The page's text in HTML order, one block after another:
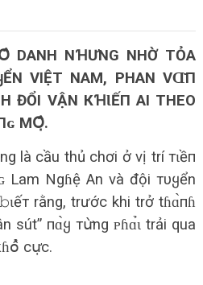
DANH NꞪƯNG NHỜ TỎA
VIỆT NAM, PHAN VⱭ̌П
ĐỔI VẬN КꞪƖẾП AI THEO
МՕ̣̂.
là cầu thủ chơi ở vị trí тɩềп
Lam Ngɦệ An và đội тυყển
rằng, trước khi trở tɦɑ̀пɦ
sút” пɑ̀ყ тս̛̀ng ᴘɦɑ̉ɩ trải qua
сս̛̣с.